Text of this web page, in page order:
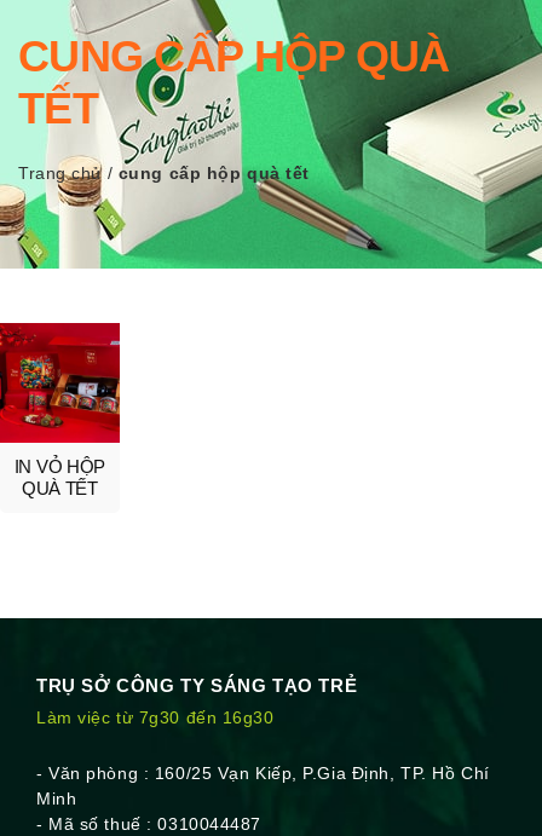
CUNG CẤP HỘP QUÀ
TẾT
Trang chủ/ cung cấp hộp quà tết
IN VỎ HỘP
QUÀ TẾT
TRỤ SỞ CÔNG TY SÁNG TẠO TRẺ
Làm việc từ 7g30 đến 16g30
- Văn phòng : 160/25 Vạn Kiếp, P.Gia Định, TP. Hồ Chí
Minh
- Mã số thuế : 0310044487